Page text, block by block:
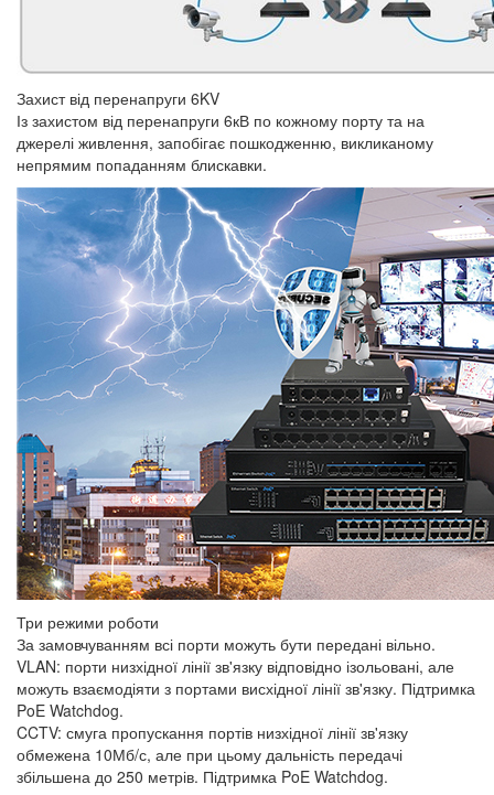
Захист від перенапруги 6KV
Із захистом від перенапруги 6кВ по кожному порту та на
джерелі живлення, запобігає пошкодженню, викликаному
непрямим попаданням блискавки.
Три режими роботи
За замовчуванням всі порти можуть бути передані вільно.
VLAN: порти низхідної лінії зв'язку відповідно ізольовані, але
можуть взаємодіяти з портами висхідної лінії зв'язку. Підтримка
PoE Watchdog.
CCTV: смуга пропускання портів низхідної лінії зв'язку
обмежена 10Мб/с, але при цьому дальність передачі
збільшена до 250 метрів. Підтримка PoE Watchdog.